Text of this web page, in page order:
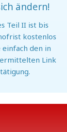
ändern!
Teil II ist bis
kostenlos
einfach den in
Link